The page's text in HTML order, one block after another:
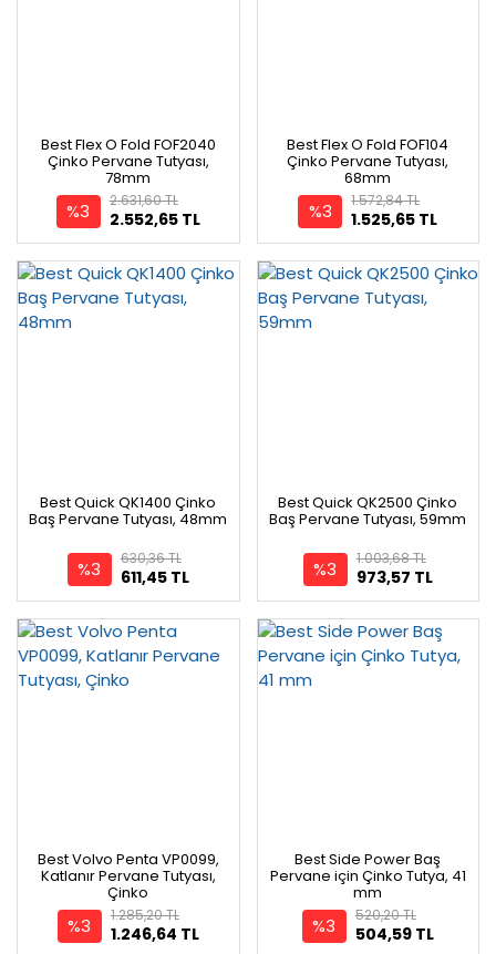
Best Flex O Fold FOF2040
Çinko Pervane Tutyası,
78mm
%3 2.552,65 TL
2.631,60 TL
Best Flex O Fold FOF104
Çinko Pervane Tutyası,
68mm
%3 1.525,65 TL
1.572,84 TL
Best Quick QK1400 Çinko
Baş Pervane Tutyası, 48mm
%3 611,45 TL
630,36 TL
Best Quick QK2500 Çinko
Baş Pervane Tutyası, 59mm
%3 973,57 TL
1.003,68 TL
Best Volvo Penta VP0099,
Katlanır Pervane Tutyası,
Çinko
%3 1.246,64 TL
1.285,20 TL
Best Side Power Baş
Pervane için Çinko Tutya, 41
mm
%3 504,59 TL
520,20 TL